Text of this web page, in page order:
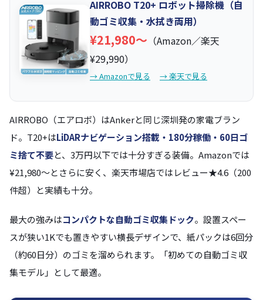
AIRROBO T20+ ロボット掃除機（自
動ゴミ収集・水拭き両用）
¥21,980〜 （Amazon／楽天
¥29,990）
→ Amazonで見る → 楽天で見る
AIRROBO（エアロボ）はAnkerと同じ深圳発の家電ブラン
ド。T20+はLiDARナビゲーション搭載・180分稼働・60日ゴ
ミ捨て不要と、3万円以下では十分すぎる装備。Amazonでは
¥21,980〜とさらに安く、楽天市場店ではレビュー★4.6（200
件超）と実績も十分。
最大の強みはコンパクトな自動ゴミ収集ドック。設置スペー
スが狭い1Kでも置きやすい横長デザインで、紙パックは6回分
（約60日分）のゴミを溜められます。「初めての自動ゴミ収
集モデル」として最適。